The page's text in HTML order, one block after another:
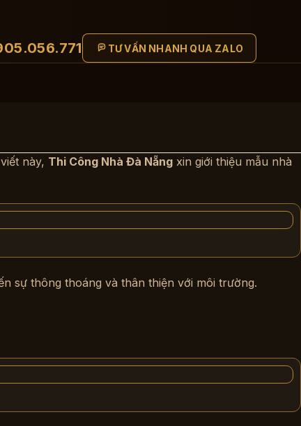
TƯ VẤN NHANH QUA ZALO
này, Thi Công Nhà Đà Nẵng xin giới thiệu mẫu nhà
sự thông thoáng và thân thiện với môi trường.